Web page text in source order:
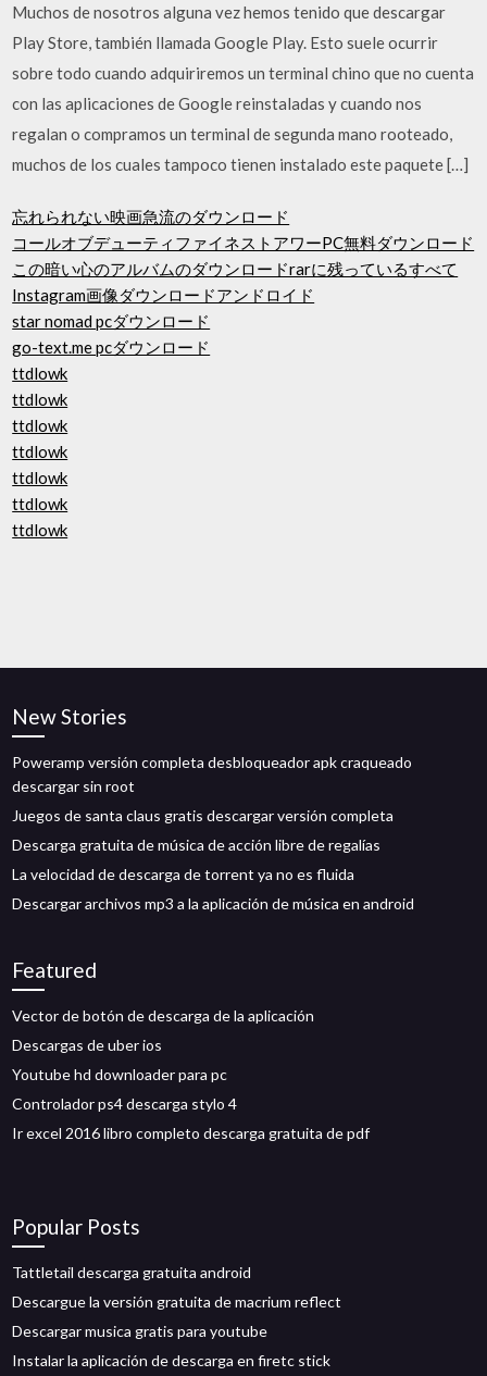
Muchos de nosotros alguna vez hemos tenido que descargar
Play Store, también llamada Google Play. Esto suele ocurrir
sobre todo cuando adquiriremos un terminal chino que no cuenta
con las aplicaciones de Google reinstaladas y cuando nos
regalan o compramos un terminal de segunda mano rooteado,
muchos de los cuales tampoco tienen instalado este paquete […]
忘れられない映画急流のダウンロード
コールオブデューティファイネストアワーPC無料ダウンロード
この暗い心のアルバムのダウンロードrarに残っているすべて
Instagram画像ダウンロードアンドロイド
star nomad pcダウンロード
go-text.me pcダウンロード
ttdlowk
ttdlowk
ttdlowk
ttdlowk
ttdlowk
ttdlowk
ttdlowk
New Stories
Poweramp versión completa desbloqueador apk craqueado
descargar sin root
Juegos de santa claus gratis descargar versión completa
Descarga gratuita de música de acción libre de regalías
La velocidad de descarga de torrent ya no es fluida
Descargar archivos mp3 a la aplicación de música en android
Featured
Vector de botón de descarga de la aplicación
Descargas de uber ios
Youtube hd downloader para pc
Controlador ps4 descarga stylo 4
Ir excel 2016 libro completo descarga gratuita de pdf
Popular Posts
Tattletail descarga gratuita android
Descargue la versión gratuita de macrium reflect
Descargar musica gratis para youtube
Instalar la aplicación de descarga en firetc stick